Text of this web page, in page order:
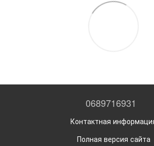
0689716931
Контактная
Полная версия сайта